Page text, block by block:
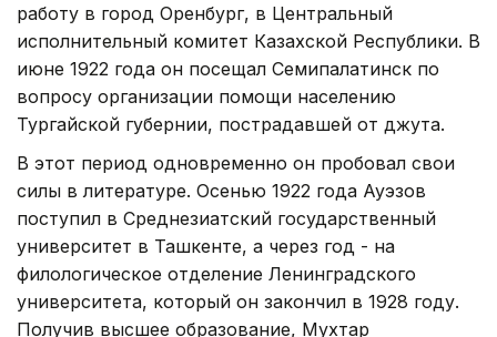
работу в город Оренбург, в Центральный
исполнительный комитет Казахской Республики. В
июне 1922 года он посещал Семипалатинск по
вопросу организации помощи населению
Тургайской губернии, пострадавшей от джута.
В этот период одновременно он пробовал свои
силы в литературе. Осенью 1922 года Ауэзов
поступил в Среднезиатский государственный
университет в Ташкенте, а через год - на
филологическое отделение Ленинградского
университета, который он закончил в 1928 году.
Получив высшее образование, Мухтар